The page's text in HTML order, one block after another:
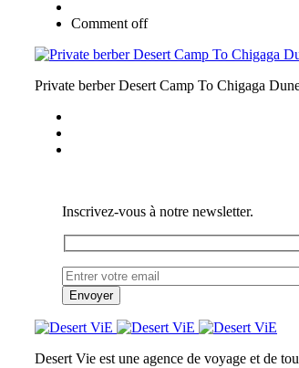
Comment off
Private berber Desert Camp To Chigaga
Inscrivez-vous à notre newsletter.
Desert Vie est une agence de voyage et de